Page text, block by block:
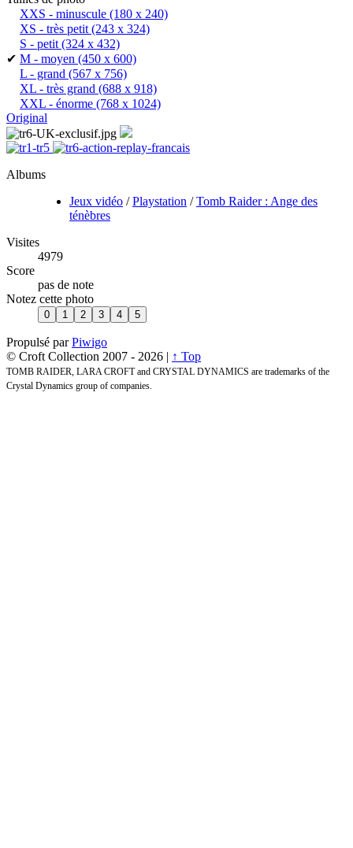
XXS - minuscule (180 x 240)
XS - très petit(243 x 324)
S - petit(324 x 432)
✔ M - moyen (450 x 600)
L - grand (567 x 756)
XL - très grand (688 x 918)
XXL - énorme (768 x 1024)
Original
Albums
Jeux vidéo /Playstation /Tomb Raider : Ange des
ténèbres
Visites
4979
Score
pas de note
Notez cette photo
Propulsé parPiwigo
© Croft Collection 2007 - 2026 | ↑ Top
TOMB RAIDER, LARA CROFT and CRYSTAL DYNAMICS are trademarks of the
Crystal Dynamics group of companies.